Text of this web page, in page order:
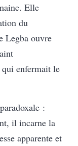
Elle
du
Legba ouvre
qui enfermait le
:
il incarne la
apparente et